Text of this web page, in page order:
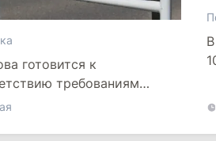
готовится к
требованиям